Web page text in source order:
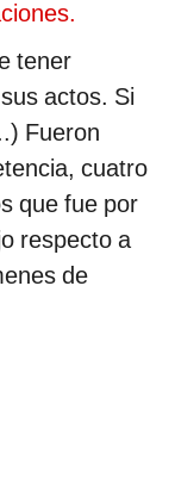
tener
actos. Si
Fueron
cuatro
que fue por
respecto a
de